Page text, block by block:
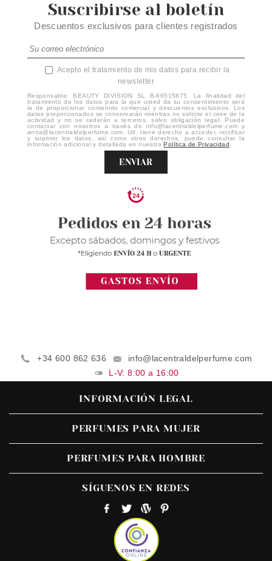
Suscribirse al boletín
Descuentos exclusivos para clientes registrados
Acepto el tratamiento de mis datos para recibir la
newsletter
Responsable: BEAUTY DIVISION SL B-66515875. La finalidad del
tratamiento de los datos para la que usted da su consentimiento será
la de proporcionar contenido comercial y descuentos exclusivos. Los
datos proporcionados se conservarán mientras no solicite el cese de la
actividad y no se cederán a terceros, salvo obligación legal. Puede
contactar con nosotros a través de info@lacentraldelperfume.com y
anna@lacentraldelperfume.com. Ud. tiene derecho a acceder, rectificar
y suprimir los datos, así como otros derechos, puede consultar la
información adicional y detallada en nuestraPolítica de Privacidad
ENVIAR
+34 600 862 636
info@lacentraldelperfume.com
L-V: 8:00 a 16:00
INFORMACIÓN LEGAL
PERFUMES PARA MUJER
PERFUMES PARA HOMBRE
SÍGUENOS EN REDES